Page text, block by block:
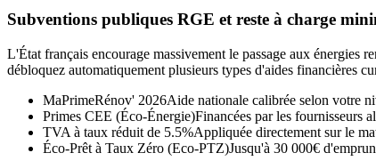
Subventions publiques RGE et reste à charge
L'État français encourage massivement le passage aux énergies
débloquez automatiquement plusieurs types d'aides financières
MaPrimeRénov' 2026Aide nationale calibrée selon votre
Primes CEE (Éco-Énergie)Financées par les fournisseurs
TVA à taux réduit de 5.5%Appliquée directement sur le
Éco-Prêt à Taux Zéro (Eco-PTZ)Jusqu'à 30 000€